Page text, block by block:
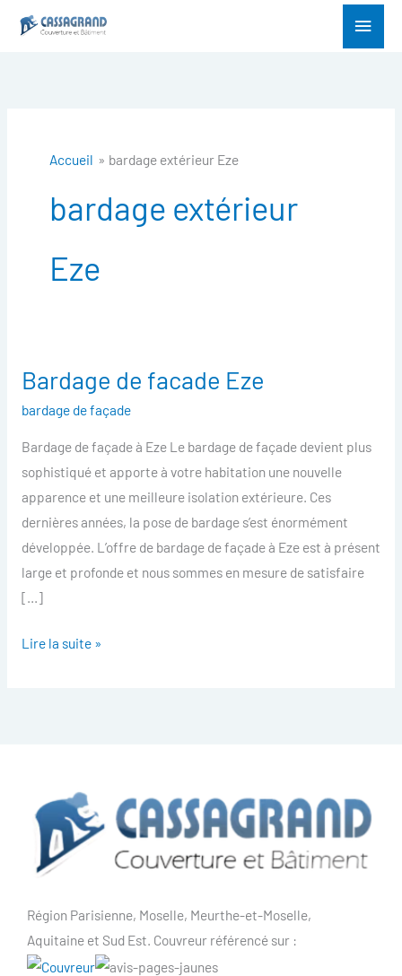
Menu
Accueil bardage extérieur Eze
bardage extérieur
Eze
Bardage de facade Eze
bardage de façade
Bardage de façade à Eze Le bardage de façade devient plus
sophistiqué et apporte à votre habitation une nouvelle
apparence et une meilleure isolation extérieure. Ces
dernières années, la pose de bardage s’est énormément
développée. L’offre de bardage de façade à Eze est à présent
large et profonde et nous sommes en mesure de satisfaire
[…]
Bardage
Eze
Lire la suite »
Région Parisienne, Moselle, Meurthe-et-Moselle,
Aquitaine et Sud Est. Couvreur référencé sur :